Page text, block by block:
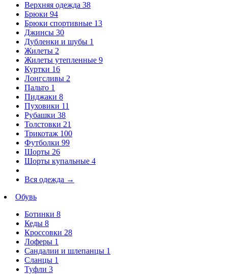
Верхняя одежда 38
Брюки 94
Брюки спортивные 13
Джинсы 30
Дубленки и шубы 1
Жилеты 2
Жилеты утепленные 9
Куртки 16
Лонгсливы 2
Пальто 1
Пиджаки 8
Пуховики 11
Рубашки 38
Толстовки 21
Трикотаж 100
Футболки 99
Шорты 26
Шорты купальные 4
Вся одежда →
Обувь
Ботинки 8
Кеды 8
Кроссовки 28
Лоферы 1
Сандалии и шлепанцы 1
Сланцы 1
Туфли 3